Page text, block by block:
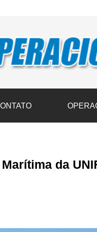
3,6 mil toneladas de
da